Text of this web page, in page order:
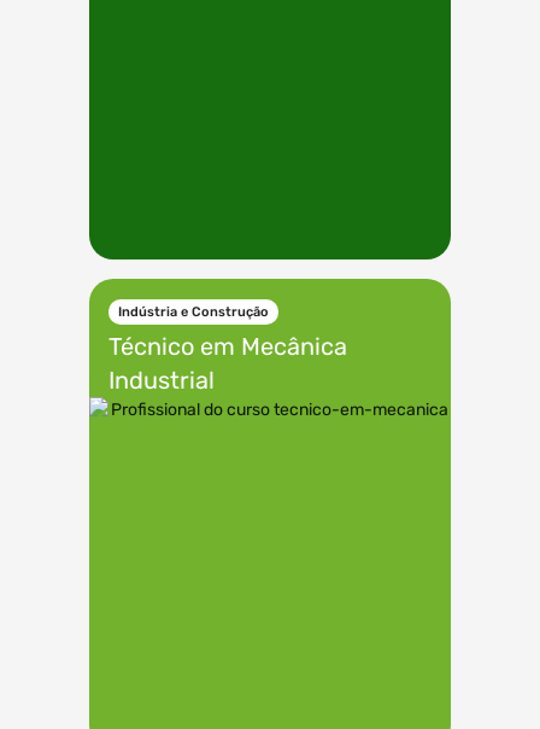
Indústria e Construção
Técnico em Mecânica
Industrial